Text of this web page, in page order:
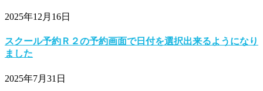
2025年12月16日
スクール予約Ｒ２の予約画面で日付を選択出来るようになり
ました
2025年7月31日